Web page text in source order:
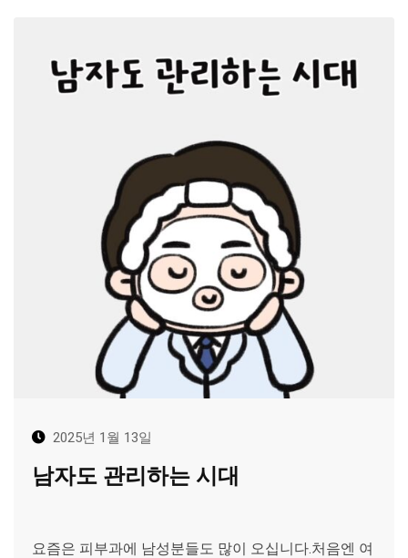
2025년 1월 13일
남자도 관리하는 시대
요즘은 피부과에 남성분들도 많이 오십니다.처음엔 여